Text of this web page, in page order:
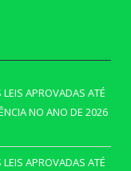
APROVADAS ATÉ
NO ANO DE 2026
APROVADAS ATÉ